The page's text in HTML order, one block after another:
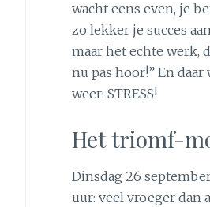
wacht eens even, je
zo lekker je succes
maar het echte werk,
nu pas hoor!” En daar
weer: STRESS!
Het triomf-
Dinsdag 26 september
uur: veel vroeger dan